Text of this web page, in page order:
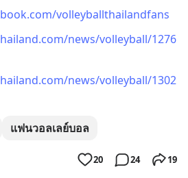
volleyballthailandfans
news/volleyball/1276
news/volleyball/1302
แฟนวอลเลย์บอล
20 24 19